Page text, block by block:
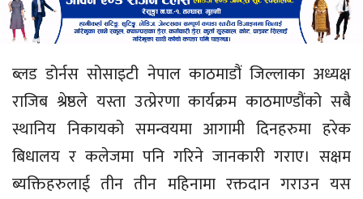
ब्लड डोर्नस सोसाइटी नेपाल काठमाडौं जिल्लाका अध्यक्ष
राजिब श्रेष्ठले यस्ता उत्प्रेरणा कार्यक्रम काठमाण्डौंको सबै
स्थानिय निकायको समन्वयमा आगामी दिनहरुमा हरेक
बिधालय र कलेजमा पनि गरिने जानकारी गराए। सक्षम
ब्यक्तिहरुलाई तीन तीन महिनामा रक्तदान गराउन यस